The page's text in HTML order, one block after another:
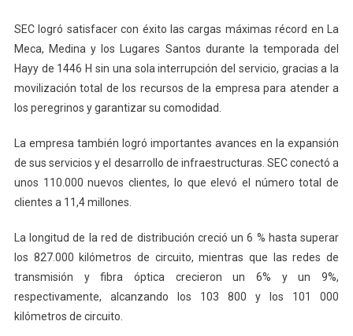
SEC logró satisfacer con éxito las cargas máximas récord en La
Meca, Medina y los Lugares Santos durante la temporada del
Hayy de 1446 H sin una sola interrupción del servicio, gracias a la
movilización total de los recursos de la empresa para atender a
los peregrinos y garantizar su comodidad.
La empresa también logró importantes avances en la expansión
de sus servicios y el desarrollo de infraestructuras. SEC conectó a
unos 110.000 nuevos clientes, lo que elevó el número total de
clientes a 11,4 millones.
La longitud de la red de distribución creció un 6 % hasta superar
los 827.000 kilómetros de circuito, mientras que las redes de
transmisión y fibra óptica crecieron un 6% y un 9%,
respectivamente, alcanzando los 103 800 y los 101 000
kilómetros de circuito.